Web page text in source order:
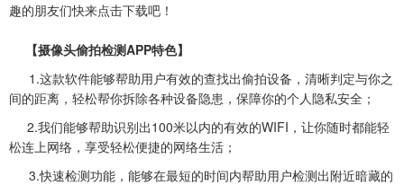
趣的朋友们快来点击下载吧！
【摄像头偷拍检测APP特色】
1.这款软件能够帮助用户有效的查找出偷拍设备，清晰判定与你之
间的距离，轻松帮你拆除各种设备隐患，保障你的个人隐私安全；
2.我们能够帮助识别出100米以内的有效的WIFI，让你随时都能轻
松连上网络，享受轻松便捷的网络生活；
3.快速检测功能，能够在最短的时间内帮助用户检测出附近暗藏的